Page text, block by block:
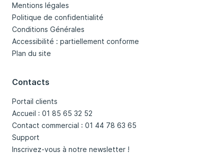
Mentions légales
Politique de confidentialité
Conditions Générales
Accessibilité : partiellement conforme
Plan du site
Contacts
Portail clients
Accueil : 01 85 65 32 52
Contact commercial : 01 44 78 63 65
Support
Inscrivez-vous à notre newsletter !